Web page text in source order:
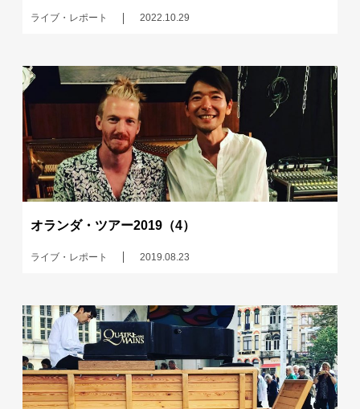
ライブ・レポート 2022.10.29
オランダ・ツアー2019（4）
ライブ・レポート 2019.08.23